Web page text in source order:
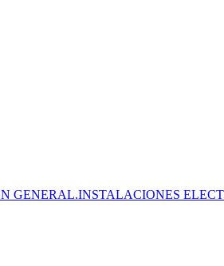
GENERAL.INSTALACIONES